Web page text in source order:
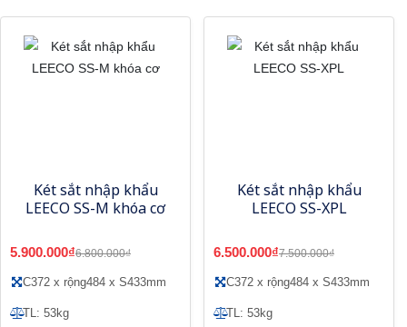
Két sắt nhập khẩu
LEECO SS-M khóa cơ
5.900.000₫6.800.000₫
C372 x rộng484 x S433mm
TL: 53kg
Két sắt nhập khẩu
LEECO SS-XPL
6.500.000₫7.500.000₫
C372 x rộng484 x S433mm
TL: 53kg